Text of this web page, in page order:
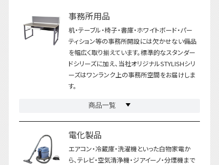
事務所用品
机・テーブル・椅子・書庫・ホワイトボード・パー
ティション等の事務所開設には欠かせない備品
を幅広く取り揃えています。標準的なスタンダー
ドシリーズに加え、当社オリジナルSTYLISHシリ
ーズはワンランク上の事務所空間をお届けしま
す。
商品一覧
電化製品
エアコン・冷蔵庫・洗濯機といった白物家電か
ら、テレビ・空気清浄機・ジアイーノ・分煙機まで